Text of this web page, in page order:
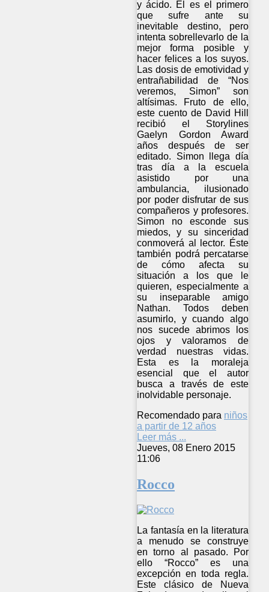
y ácido. Él es el primero
que sufre ante su
inevitable destino, pero
intenta sobrellevarlo de la
mejor forma posible y
hacer felices a los suyos.
Las dosis de emotividad y
entrañabilidad de “Nos
veremos, Simon” son
altísimas. Fruto de ello,
este cuento de David Hill
recibió el Storylines
Gaelyn Gordon Award
años después de ser
editado. Simon llega día
tras día a la escuela
asistido por una
ambulancia, ilusionado
por poder disfrutar de sus
compañeros y profesores.
Simon no esconde sus
miedos, y su sinceridad
conmoverá al lector. Éste
también podrá percatarse
de cómo afecta su
situación a los que le
quieren, especialmente a
su inseparable amigo
Nathan. Todos deben
asumirlo, y cuando algo
nos sucede abrimos los
ojos y valoramos de
verdad nuestras vidas.
Esta es la moraleja
esencial que el autor
busca a través de este
inolvidable personaje.
Recomendado para niños
a partir de 12 años
Leer más ...
Jueves, 08 Enero 2015
11:06
Rocco
La fantasía en la literatura
a menudo se construye
en torno al pasado. Por
ello “Rocco” es una
excepción en toda regla.
Este clásico de Nueva